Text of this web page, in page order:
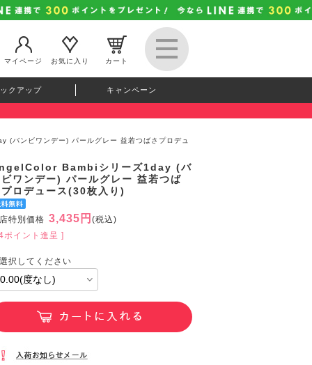
マイページ お気に入り カート
クアップ キャンペーン
ンビワンデー) パールグレー 益若つばさプロデュ
Bambiシリーズ1day (バ
ワンデー) パールグレー 益若つば
ロデュース(30枚入り)
特別価格 3,435円 (税込)
ポイント進呈 ]